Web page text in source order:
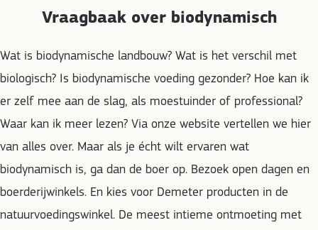
Vraagbaak over biodynamisch
Wat is biodynamische landbouw? Wat is het verschil met
biologisch? Is biodynamische voeding gezonder? Hoe kan ik
er zelf mee aan de slag, als moestuinder of professional?
Waar kan ik meer lezen? Via onze website vertellen we hier
van alles over. Maar als je écht wilt ervaren wat
biodynamisch is, ga dan de boer op. Bezoek open dagen en
boerderijwinkels. En kies voor Demeter producten in de
natuurvoedingswinkel. De meest intieme ontmoeting met